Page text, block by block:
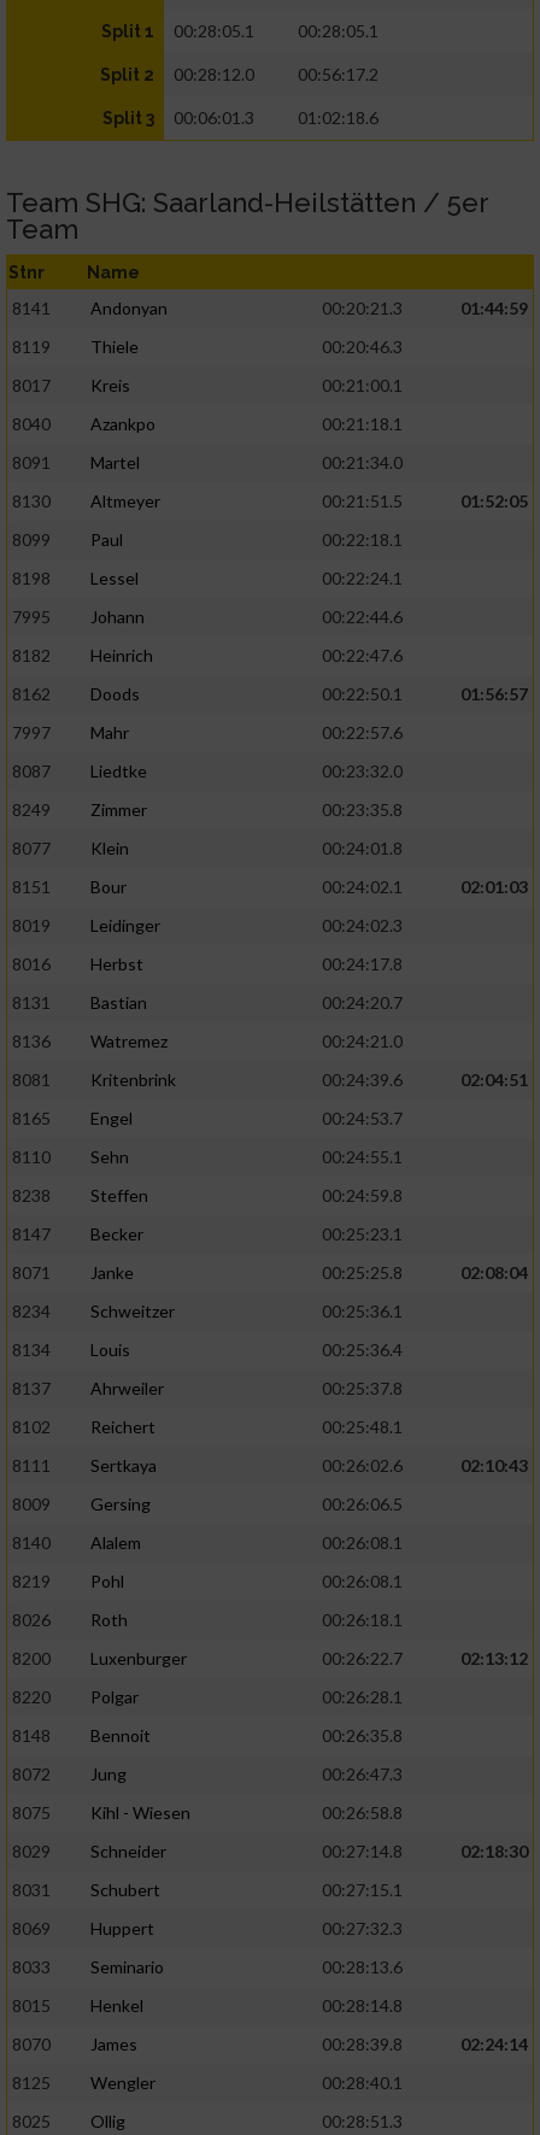
Split 1 00:28:05.1 00:28:05.1
Split 2 00:28:12.0 00:56:17.2
Split 3 00:06:01.3 01:02:18.6
Team SHG: Saarland-Heilstätten / 5er
Team
Stnr Name
8141 Andonyan 00:20:21.3
01:44:59
8119
Thiele
00:20:46.3
8017
Kreis
00:21:00.1
8040
Azankpo
00:21:18.1
8091
Martel
00:21:34.0
8130
Altmeyer 00:21:51.5
01:52:05
8099
Paul
00:22:18.1
8198
Lessel
00:22:24.1
7995
Johann
00:22:44.6
8182
Heinrich
00:22:47.6
8162
Doods 00:22:50.1
01:56:57
7997
Mahr
00:22:57.6
8087
Liedtke
00:23:32.0
8249
Zimmer
00:23:35.8
8077
Klein
00:24:01.8
8151
Bour 00:24:02.1
02:01:03
8019
Leidinger
00:24:02.3
8016
Herbst
00:24:17.8
8131
Bastian
00:24:20.7
8136
Watremez
00:24:21.0
8081
Kritenbrink 00:24:39.6
02:04:51
8165
Engel
00:24:53.7
8110
Sehn
00:24:55.1
8238
Steffen
00:24:59.8
8147
Becker
00:25:23.1
8071
Janke 00:25:25.8
02:08:04
8234
Schweitzer
00:25:36.1
8134
Louis
00:25:36.4
8137
Ahrweiler
00:25:37.8
8102
Reichert
00:25:48.1
8111
Sertkaya 00:26:02.6
02:10:43
8009
Gersing
00:26:06.5
8140
Alalem
00:26:08.1
8219
Pohl
00:26:08.1
8026
Roth
00:26:18.1
8200
Luxenburger 00:26:22.7
02:13:12
8220
Polgar
00:26:28.1
8148
Bennoit
00:26:35.8
8072
Jung
00:26:47.3
8075
Kihl - Wiesen
00:26:58.8
8029
Schneider 00:27:14.8
02:18:30
8031
Schubert
00:27:15.1
8069
Huppert
00:27:32.3
8033
Seminario
00:28:13.6
8015
Henkel
00:28:14.8
8070
James 00:28:39.8
02:24:14
8125
Wengler
00:28:40.1
8025
Ollig 00:28:51.3